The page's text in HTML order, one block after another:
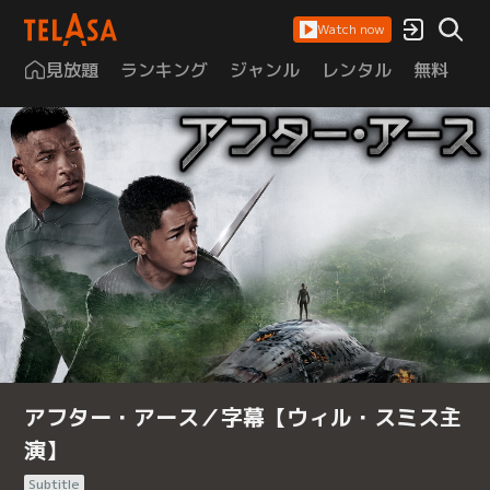
Watch now
見放題 ランキング ジャンル レンタル 無料
アフター・アース／字幕【ウィル・スミス主
演】
Subtitle